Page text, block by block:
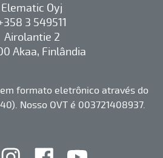
Elematic Oyj
3 549511
Airolantie 2
Akaa, Finlândia
formato eletrônico através do
Nosso OVT é 003721408937.
linkedin instagramfacebook